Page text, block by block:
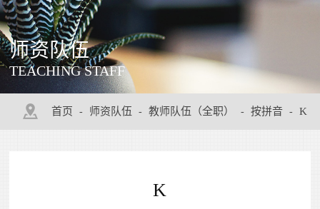
师资队伍
TEACHING STAFF
首页 - 师资队伍 - 教师队伍（全职） - 按拼音 - K
K